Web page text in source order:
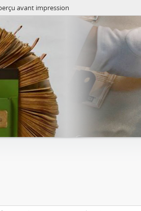
avant impression